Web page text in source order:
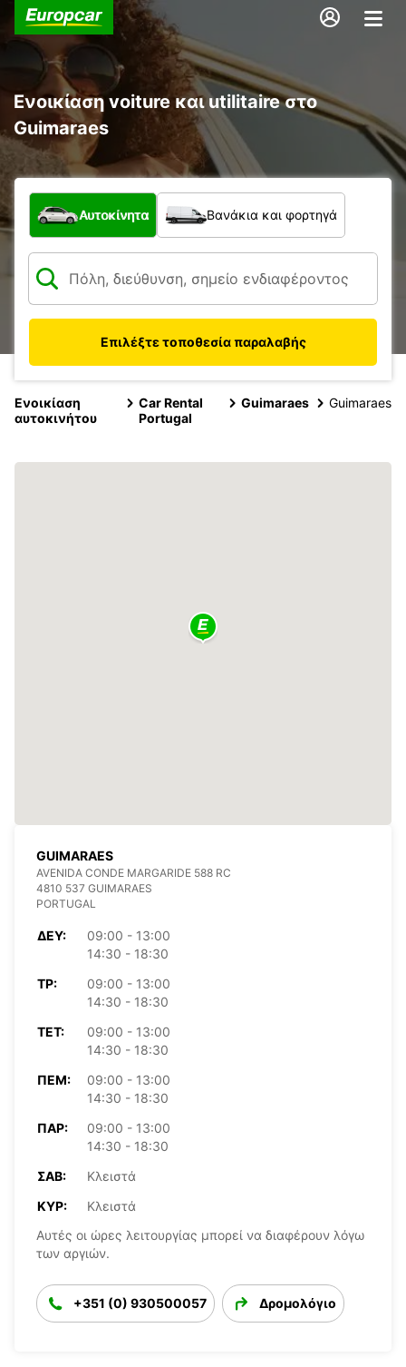
Ενοικίαση voiture και utilitaire στο
Guimaraes
Τι τύπος οχήματος;
Αυτοκίνητα Βανάκια και φορτηγά
Επιλέξτε τοποθεσία παραλαβής
Ενοικίαση
αυτοκινήτου
Car Rental
Portugal
Guimaraes Guimaraes
GUIMARAES
AVENIDA CONDE MARGARIDE 588 RC
4810 537 GUIMARAES
PORTUGAL
ΔΕΥ:
09:00 - 13:00
14:30 - 18:30
ΤΡ:
09:00 - 13:00
14:30 - 18:30
ΤΕΤ:
09:00 - 13:00
14:30 - 18:30
ΠΈΜ:
09:00 - 13:00
14:30 - 18:30
ΠΑΡ:
09:00 - 13:00
14:30 - 18:30
ΣΆΒ:
Κλειστά
ΚΥΡ:
Κλειστά
Αυτές οι ώρες λειτουργίας μπορεί να διαφέρουν λόγω
των αργιών.
+351 (0) 930500057 Δρομολόγιο